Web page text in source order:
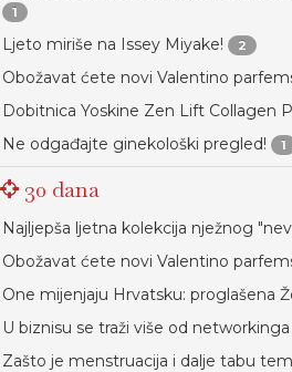
1
Ljeto miriše na Issey Miyake! 2
Obožavat ćete novi Valentino
Dobitnica Yoskine Zen Lift Collagen
Ne odgađajte ginekološki pregled! 1
30 dana
Najljepša ljetna kolekcija nježnog
Obožavat ćete novi Valentino
One mijenjaju Hrvatsku: proglašena
U biznisu se traži više od
Zašto je menstruacija i dalje tabu